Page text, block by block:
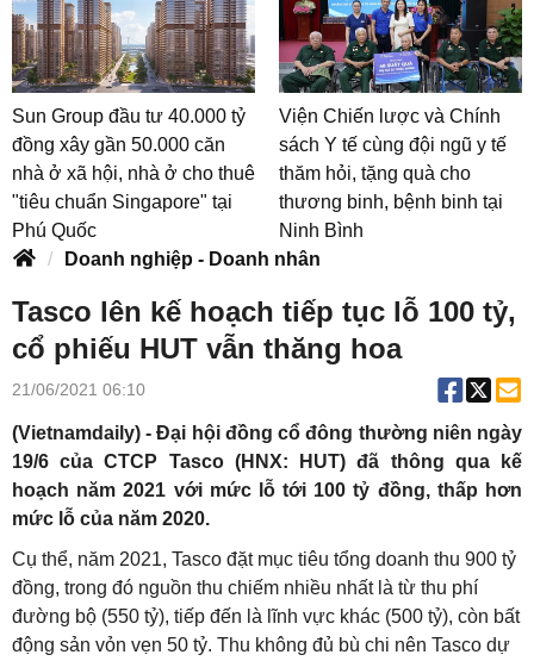
Sun Group đầu tư 40.000 tỷ
đồng xây gần 50.000 căn
nhà ở xã hội, nhà ở cho thuê
"tiêu chuẩn Singapore" tại
Phú Quốc
Viện Chiến lược và Chính
sách Y tế cùng đội ngũ y tế
thăm hỏi, tặng quà cho
thương binh, bệnh binh tại
Ninh Bình
Doanh nghiệp - Doanh nhân
Tasco lên kế hoạch tiếp tục lỗ 100 tỷ,
cổ phiếu HUT vẫn thăng hoa
21/06/2021 06:10
(Vietnamdaily) - Đại hội đồng cổ đông thường niên ngày
19/6 của CTCP Tasco (HNX: HUT) đã thông qua kế
hoạch năm 2021 với mức lỗ tới 100 tỷ đồng, thấp hơn
mức lỗ của năm 2020.
Cụ thể, năm 2021, Tasco đặt mục tiêu tổng doanh thu 900 tỷ
đồng, trong đó nguồn thu chiếm nhiều nhất là từ thu phí
đường bộ (550 tỷ), tiếp đến là lĩnh vực khác (500 tỷ), còn bất
động sản vỏn vẹn 50 tỷ. Thu không đủ bù chi nên Tasco dự